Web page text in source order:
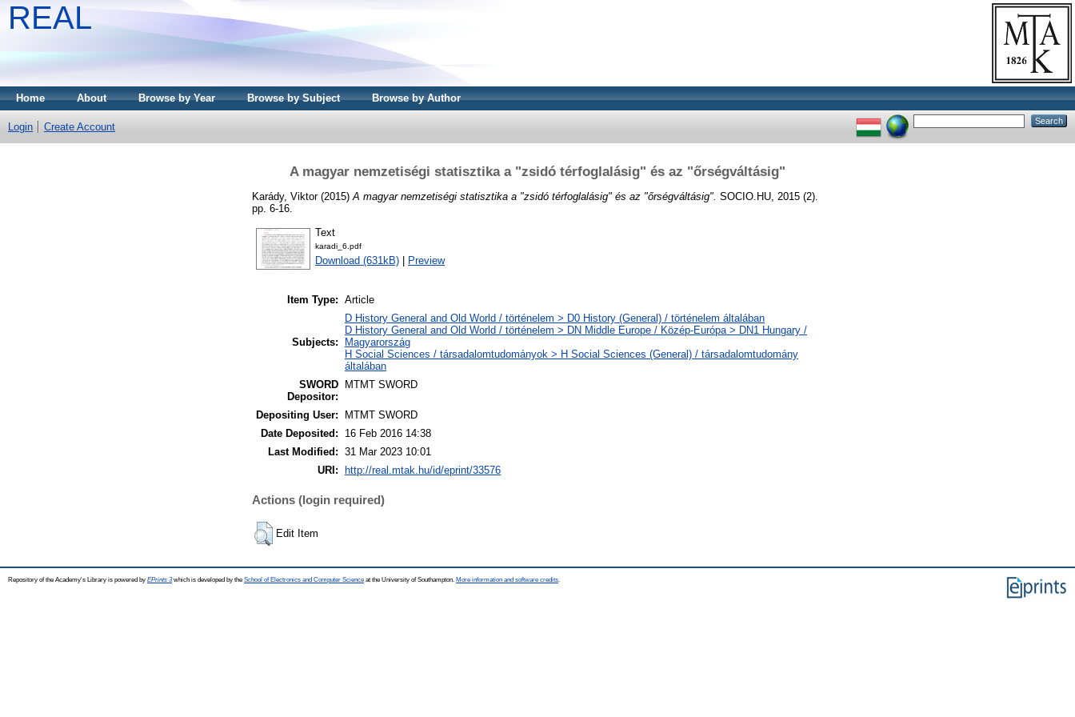
REAL
Home About Browse by Year Browse by Subject Browse by Author
Login Create Account
A magyar nemzetiségi statisztika a "zsidó térfoglalásig" és az "őrségváltásig"
Karády, Viktor(2015) A magyar nemzetiségi statisztika a "zsidó térfoglalásig" és az "őrségváltásig". SOCIO.HU, 2015 (2).
pp. 6-16.
Text
karadi_6.pdf
Download (631kB) Preview
Item Type: Article
Subjects:
D History General and Old World / történelem > D0 History (General) / történelem általában
D History General and Old World / történelem > DN Middle Europe / Közép-Európa > DN1 Hungary /
Magyarország
H Social Sciences / társadalomtudományok > H Social Sciences (General) / társadalomtudomány
általában
SWORD
Depositor:
MTMT SWORD
Depositing User:
MTMT SWORD
Date Deposited:
16 Feb 2016 14:38
Last Modified: 31 Mar 2023 10:01
URI:
http://real.mtak.hu/id/eprint/33576
Actions (login required)
Edit Item
Repository of the Academy's Library is powered by EPrints 3which is developed by the School of Electronics and Computer Science at the University of Southampton. More information and software credits